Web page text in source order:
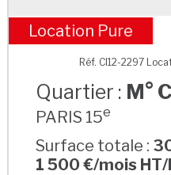
M°
Location Pure
Réf. CI12-2297
Quartier : M°
PARIS 15e
Surface totale :
1 500 €/mois HT/